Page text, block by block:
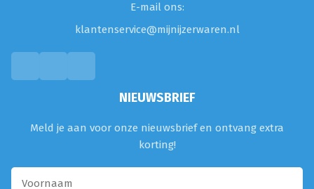
E-mail ons:
klantenservice@mijnijzerwaren.nl
NIEUWSBRIEF
Meld je aan voor onze nieuwsbrief en ontvang extra
korting!